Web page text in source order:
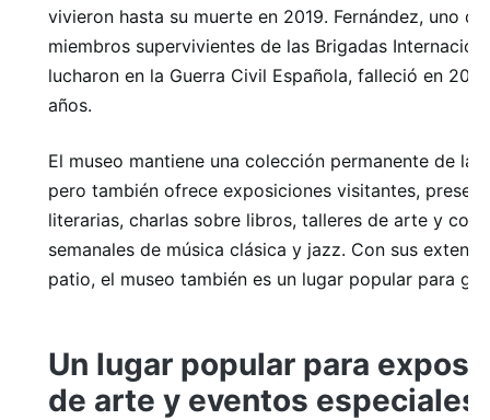
vivieron hasta su muerte en 2019. Fernández, uno
miembros supervivientes de las Brigadas
lucharon en la Guerra Civil Española, falleció en
años.
El museo mantiene una colección permanente de la
pero también ofrece exposiciones visitantes,
literarias, charlas sobre libros, talleres de arte y
semanales de música clásica y jazz. Con sus
patio, el museo también es un lugar popular para
Un lugar popular para
de arte y eventos especiales.